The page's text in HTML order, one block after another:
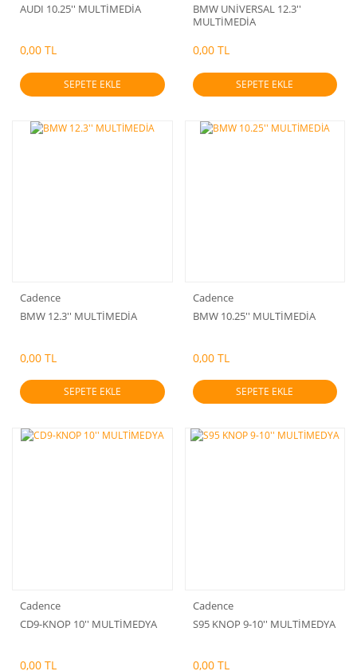
AUDI 10.25'' MULTİMEDİA
0,00 TL
SEPETE EKLE
BMW UNİVERSAL 12.3''
MULTİMEDİA
0,00 TL
SEPETE EKLE
Cadence
BMW 12.3'' MULTİMEDİA
0,00 TL
SEPETE EKLE
Cadence
BMW 10.25'' MULTİMEDİA
0,00 TL
SEPETE EKLE
Cadence
CD9-KNOP 10'' MULTİMEDYA
0,00 TL
Cadence
S95 KNOP 9-10'' MULTİMEDYA
0,00 TL